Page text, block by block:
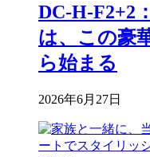
DC-H-F2+2
は、この豪
ら始まる
2026年6月27日